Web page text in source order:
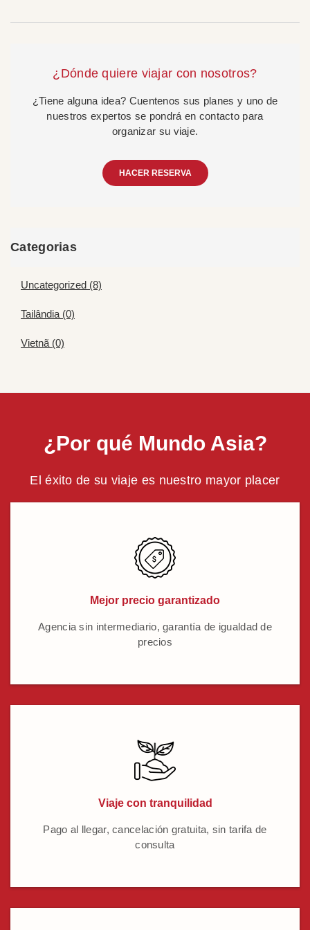
¿Dónde quiere viajar con nosotros?
¿Tiene alguna idea? Cuentenos sus planes y uno de
nuestros expertos se pondrá en contacto para
organizar su viaje.
HACER RESERVA
Categorias
Uncategorized (8)
Tailândia (0)
Vietnã (0)
¿Por qué Mundo Asia?
El éxito de su viaje es nuestro mayor placer
Mejor precio garantizado
Agencia sin intermediario, garantía de igualdad de
precios
Viaje con tranquilidad
Pago al llegar, cancelación gratuita, sin tarifa de
consulta